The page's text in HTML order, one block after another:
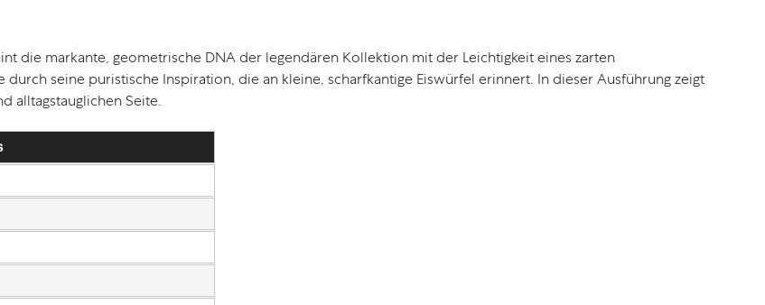
die markante, geometrische DNA der legendären Kollektion mit der Leichtigkeit eines zarten
durch seine puristische Inspiration, die an kleine, scharfkantige Eiswürfel erinnert. In dieser Ausführung zeigt
alltagstauglichen Seite.